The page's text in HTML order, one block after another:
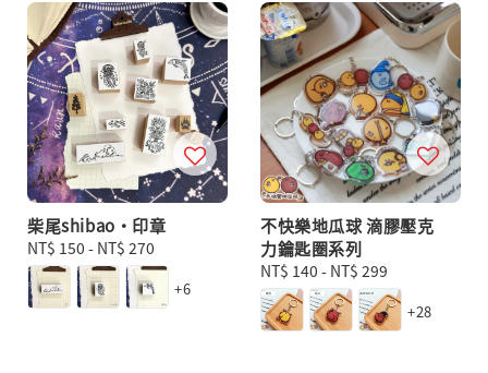
柴尾shibao・印章
Regular
price
NT$ 150 - NT$ 270
+6
不快樂地瓜球 滴膠壓克
力鑰匙圈系列
Regular
price
NT$ 140 - NT$ 299
+28